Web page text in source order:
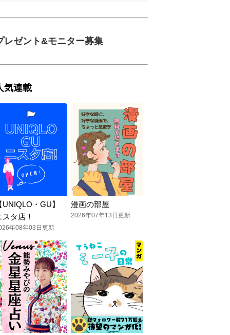
レゼント&モニター募集
気連載
UNIQLO・GU】
スタ店！
年08年03日更新
漫画の部屋
2026年07年13日更新